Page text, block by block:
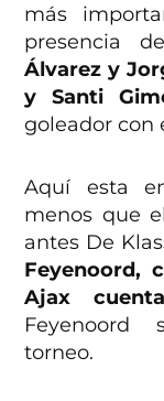
más
presencia
Álvarez y
y Santi
goleador con
Aquí esta
menos que
antes De
Feyenoord,
Ajax
Feyenoord
torneo.